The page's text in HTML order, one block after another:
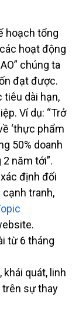
hoạch tổng
hoạt động
chúng ta
đạt được.
tiêu dài hạn,
Ví dụ: “Trở
‘thực phẩm
50% doanh
năm tới”.
định đối
tranh,
từ 6 tháng
quát, linh
sự thay